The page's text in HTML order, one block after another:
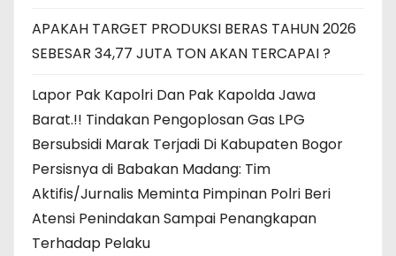
APAKAH TARGET PRODUKSI BERAS TAHUN 2026
SEBESAR 34,77 JUTA TON AKAN TERCAPAI ?
Lapor Pak Kapolri Dan Pak Kapolda Jawa
Barat.!! Tindakan Pengoplosan Gas LPG
Bersubsidi Marak Terjadi Di Kabupaten Bogor
Persisnya di Babakan Madang: Tim
Aktifis/Jurnalis Meminta Pimpinan Polri Beri
Atensi Penindakan Sampai Penangkapan
Terhadap Pelaku